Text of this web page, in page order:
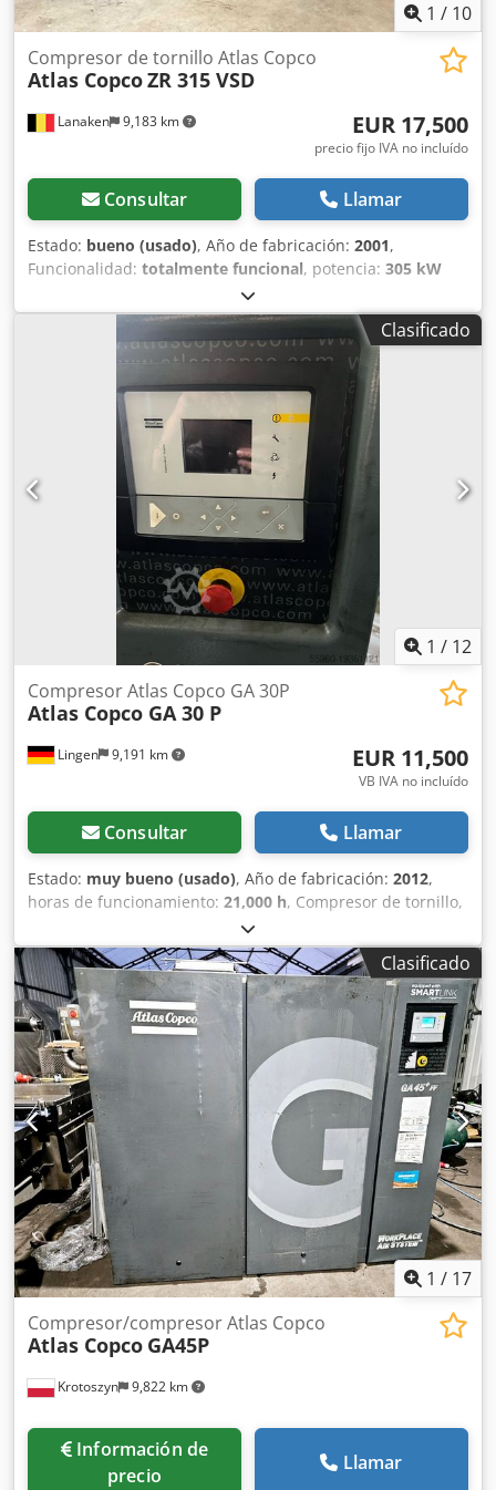
1 / 10
Lanaken 9,183 km
Compresor de tornillo Atlas Copco
Atlas CopcoZR 315 VSD
EUR 17,500
precio fijo IVA no incluído
Consultar Llamar
Estado: bueno (usado), Año de fabricación: 2001,
Funcionalidad: totalmente funcional, potencia: 305 kW
, Descripción Compresor de tornillo rotativo con
secador de tambor ZR315VSD Cedpfxovyq Tps Amherf
Características Capacidad 8,60 bar Potencia 305 kW
Tensión 500 V Horas de funcionamiento en la última
revisión: 46383
Clasificado
1 / 12
Lingen 9,191 km
Compresor Atlas Copco GA 30P
Atlas Copco GA 30 P
EUR 11,500
VB IVA no incluído
Consultar Llamar
Estado: muy bueno (usado), Año de fabricación: 2012,
horas de funcionamiento: 21,000 h, Compresor de tornillo,
tanque de aire comprimido, secador, separador de aceite,
ubicación en Mühlheim an der Ruhr Codpfewr Nnbox
Amherf
Clasificado
1 / 17
Krotoszyn 9,822 km
Compresor/compresor Atlas Copco
Atlas Copco GA45P
Información de
precio
Llamar